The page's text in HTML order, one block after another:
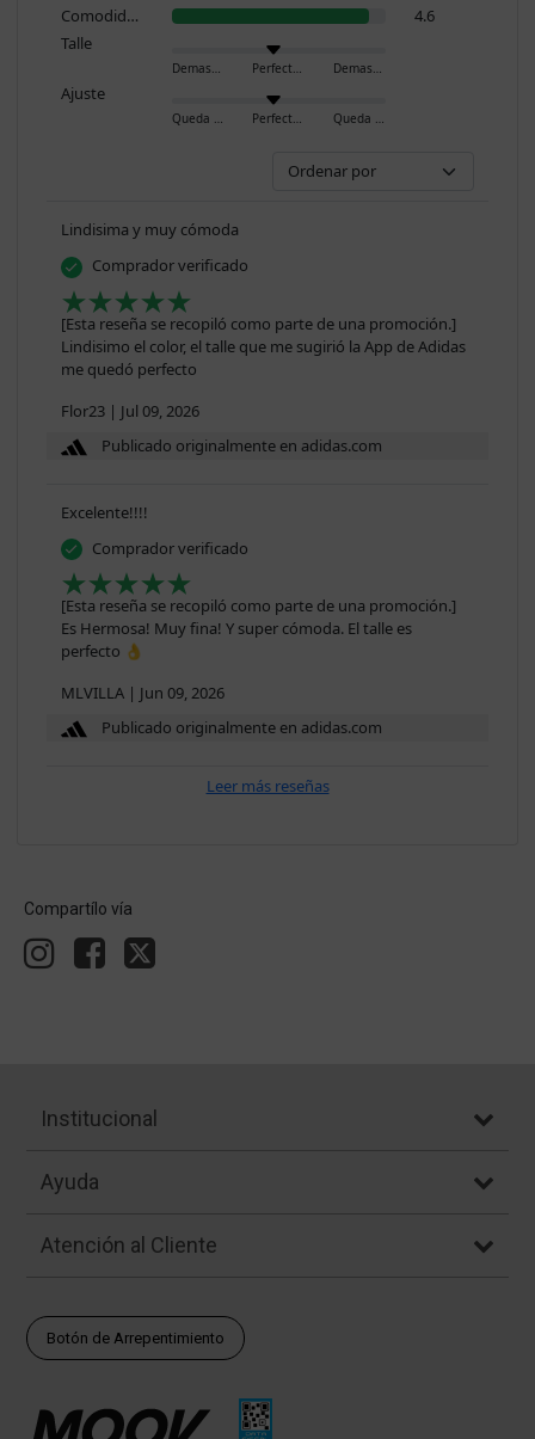
Comodidad
4.6
Talle
Demasiado pequeño Perfecto Demasiado grande
Ajuste
Queda ajustado Perfecto Queda holgado
Lindisima y muy cómoda
Comprador verificado
[Esta reseña se recopiló como parte de una promoción.]
Lindisimo el color, el talle que me sugirió la App de Adidas
me quedó perfecto
Flor23 | Jul 09, 2026
Publicado originalmente en adidas.com
Excelente!!!!
Comprador verificado
[Esta reseña se recopiló como parte de una promoción.]
Es Hermosa! Muy fina! Y super cómoda. El talle es
perfecto 👌
MLVILLA | Jun 09, 2026
Publicado originalmente en adidas.com
Leer más reseñas
Compartílo vía
Institucional
Ayuda
Atención al Cliente
Botón de Arrepentimiento